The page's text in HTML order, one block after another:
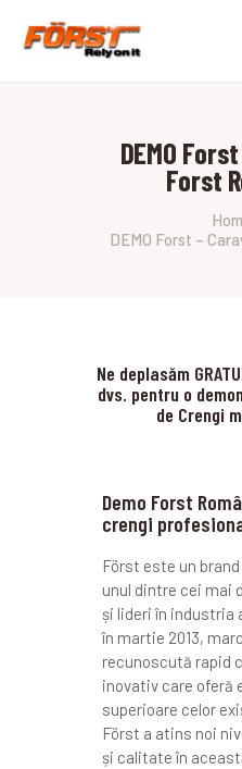
DEMO
Forst
DEMO Forst –
ACASA
Ne deplasăm
dvs. pentru o
de Crengi
Demo Forst
crengi
Först este un
unul dintre cei mai
și lideri în industria
în martie 2013,
recunoscută rapid
inovativ care oferă
superioare celor
Först a atins noi
și calitate în